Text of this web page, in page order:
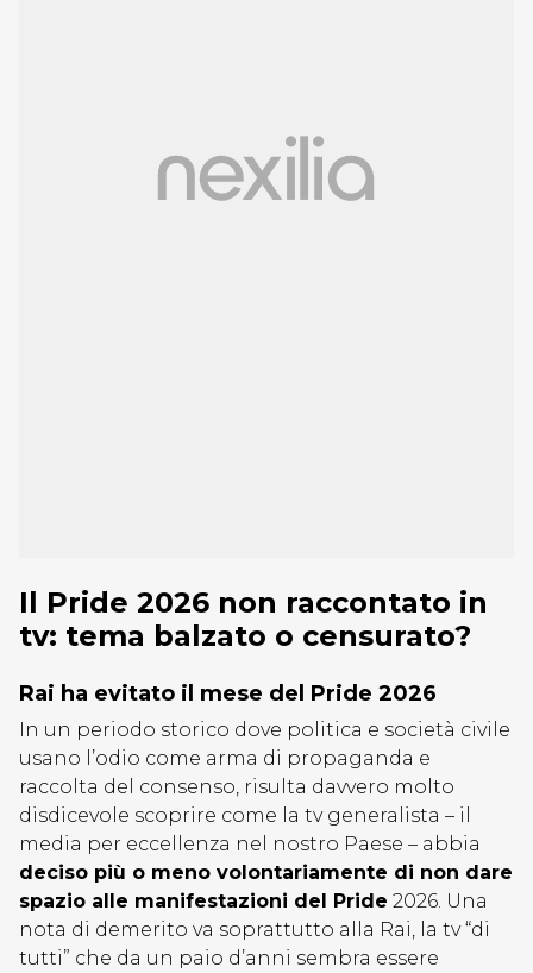
Il Pride 2026 non raccontato in
tv: tema balzato o censurato?
Rai ha evitato il mese del Pride 2026
In un periodo storico dove politica e società civile
usano l’odio come arma di propaganda e
raccolta del consenso, risulta davvero molto
disdicevole scoprire come la tv generalista – il
media per eccellenza nel nostro Paese – abbia
deciso più o meno volontariamente di non dare
spazio alle manifestazioni del Pride 2026. Una
nota di demerito va soprattutto alla Rai, la tv “di
tutti” che da un paio d’anni sembra essere